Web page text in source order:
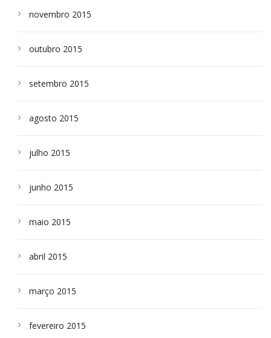
novembro 2015
outubro 2015
setembro 2015
agosto 2015
julho 2015
junho 2015
maio 2015
abril 2015
março 2015
fevereiro 2015